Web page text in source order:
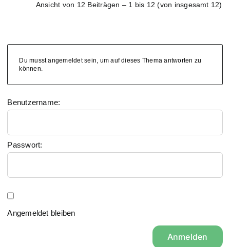
Ansicht von 12 Beiträgen – 1 bis 12 (von insgesamt 12)
Du musst angemeldet sein, um auf dieses Thema antworten zu
können.
Benutzername:
Passwort:
Angemeldet bleiben
Anmelden